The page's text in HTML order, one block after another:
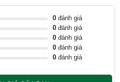
bị hư thường là do
gây ra lỗi hư màn hình.
vỡ màn hình.
0đánh giá
0đánh giá
0đánh giá
0đánh giá
0đánh giá